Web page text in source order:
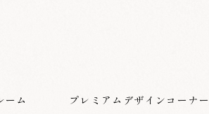
ーム プレミアムデザインコーナー